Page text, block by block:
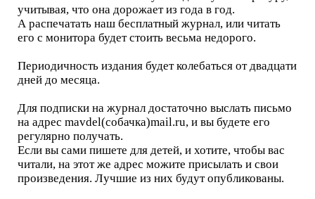
учитывая, что она дорожает из года в год.
А распечатать наш бесплатный журнал, или читать
его с монитора будет стоить весьма недорого.
Периодичность издания будет колебаться от двадцати
дней до месяца.
Для подписки на журнал достаточно выслать письмо
на адрес mavdel(собачка)mail.ru, и вы будете его
регулярно получать.
Если вы сами пишете для детей, и хотите, чтобы вас
читали, на этот же адрес можите присылать и свои
произведения. Лучшие из них будут опубликованы.